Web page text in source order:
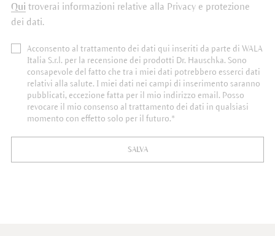
Qui troverai informazioni relative alla Privacy e protezione
dei dati.
Acconsento al trattamento dei dati qui inseriti da parte di WALA
Italia S.r.l. per la recensione dei prodotti Dr. Hauschka. Sono
consapevole del fatto che tra i miei dati potrebbero esserci dati
relativi alla salute. I miei dati nei campi di inserimento saranno
pubblicati, eccezione fatta per il mio indirizzo email. Posso
revocare il mio consenso al trattamento dei dati in qualsiasi
momento con effetto solo per il futuro.*
SALVA